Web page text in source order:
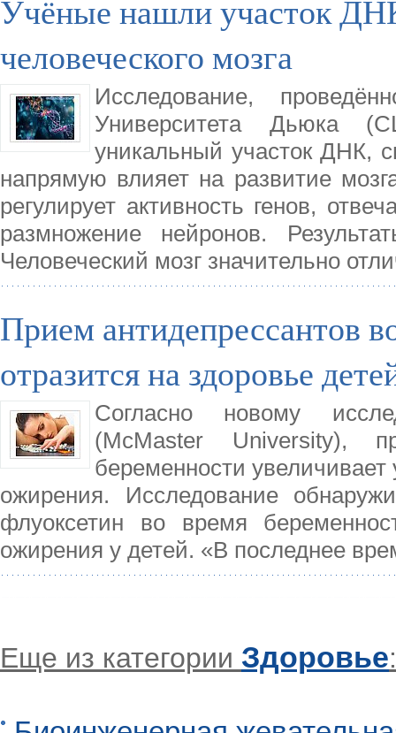
Учёные нашли участок
человеческого мозга
Исследование,
Университета Дьюка
уникальный участок ДНК,
напрямую влияет на развитие
регулирует активность генов,
размножение нейронов.
Человеческий мозг значительно
Прием антидепрессантов
отразится на здоровье
Согласно новому
(McMaster University),
беременности увеличивает
ожирения. Исследование
флуоксетин во время
ожирения у детей. «В последнее
Еще из категории Здоровье: